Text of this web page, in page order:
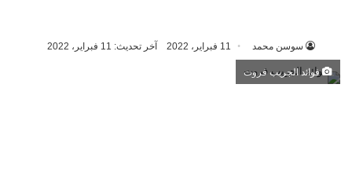
سوسن محمد 11 فبراير، 2022 آخر تحديث: 11 فبراير، 2022
فوائد الجريب فروت